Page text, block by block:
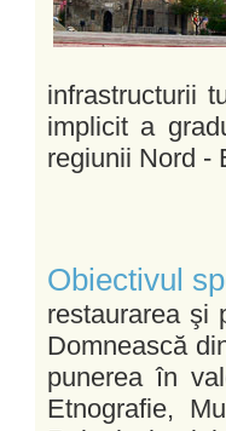
infrastructurii
implicit a
regiunii Nord -
Obiectivul
restaurarea şi
Domnească
punerea în
Etnografie,